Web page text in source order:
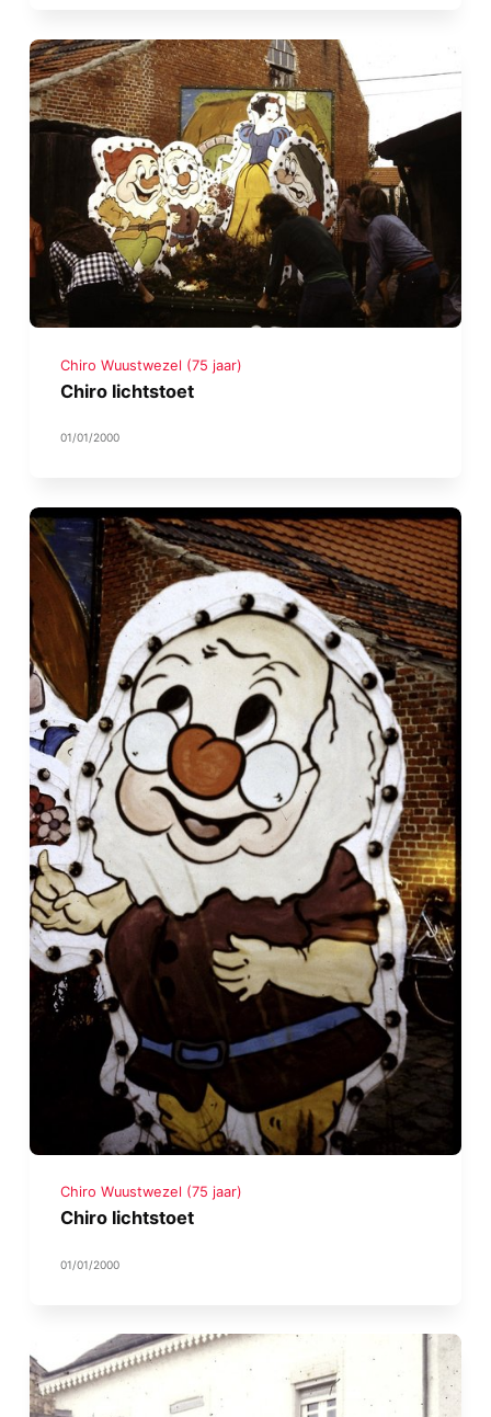
Chiro Wuustwezel (75 jaar)
Chiro lichtstoet
01/01/2000
Chiro Wuustwezel (75 jaar)
Chiro lichtstoet
01/01/2000